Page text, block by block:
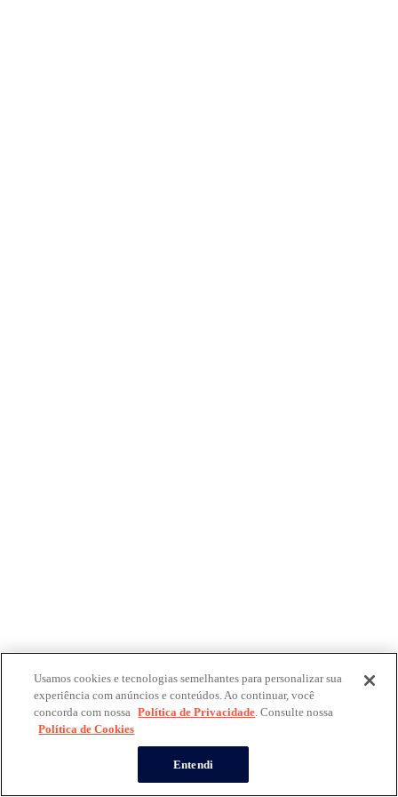
Usamos cookies e tecnologias semelhantes para personalizar sua
experiência com anúncios e conteúdos. Ao continuar, você
concorda com nossa Política de Privacidade. Consulte nossa
Política de Cookies
Entendi